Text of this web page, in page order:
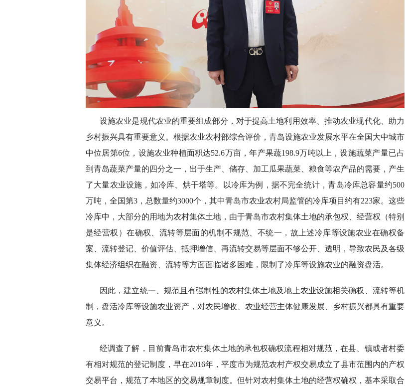
设施农业是现代农业的重要组成部分，对于提高土地利用效率、推动农业现代化、助力
乡村振兴具有重要意义。根据农业农村部综合评价，青岛设施农业发展水平在全国大中城市
中位居第6位，设施农业种植面积达52.6万亩，年产果蔬198.9万吨以上，设施蔬菜产量已占
到青岛蔬菜产量的四分之一，出于生产、储存、加工瓜果蔬菜、粮食等农产品的需要，产生
了大量农业设施，如冷库、烘干塔等。以冷库为例，据不完全统计，青岛冷库总容量约500
万吨，全国第3，总数量约3000个，其中青岛市农业农村局监管的冷库项目约有223家。这些
冷库中，大部分的用地为农村集体土地，由于青岛市农村集体土地的承包权、经营权（特别
是经营权）在确权、流转等层面的机制不规范、不统一，故上述冷库等设施农业在确权备
案、流转登记、价值评估、抵押增信、再流转交易等层面不够公开、透明，导致农民及各级
集体经济组织在融资、流转等方面面临诸多困难，限制了冷库等设施农业的融资盘活。
因此，建立统一、规范且有强制性的农村集体土地及地上农业设施相关确权、流转等机
制，盘活冷库等设施农业资产，对农民增收、农业经营主体健康发展、乡村振兴都具有重要
意义。
经调查了解，目前青岛市农村集体土地的承包权确权流程相对规范，在县、镇或者村委
有相对规范的登记制度，早在2016年，平度市为规范农村产权交易成立了县市范围内的产权
交易平台，规范了本地区的交易规章制度。但针对农村集体土地的经营权确权，基本采取合